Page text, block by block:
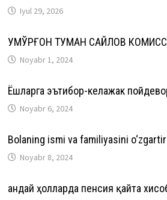
Iyul 29, 2026
ҚУМҚЎРҒОН ТУМАН САЙЛОВ
Noyabr 1, 2024
Ёшларга эътибор-келажак
Noyabr 6, 2024
Bolaning ismi va familiyasini
Noyabr 8, 2024
Қандай ҳолларда пенсия қайта